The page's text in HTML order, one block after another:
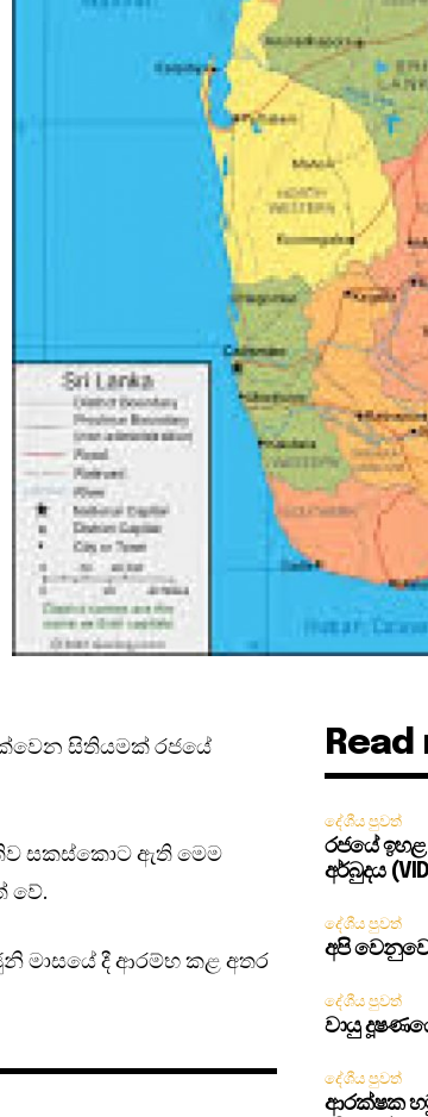
සිතියමක් රජයේ
සකස්කොට ඇති මෙම
වේ.
මාසයේ දී ආරම්භ කළ අතර
Read
දේශීය පුවත්
රජයේ
අර්බුදය
දේශීය පුවත්
අපි
දේශීය පුවත්
වායු
දේශීය පුවත්
ආරක්ෂක